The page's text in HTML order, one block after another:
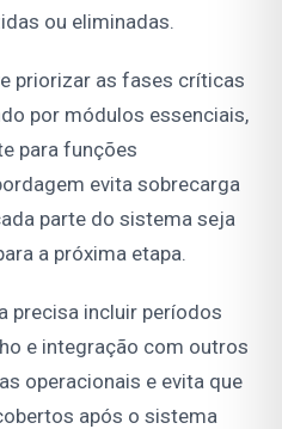
ou eliminadas.
priorizar as fases críticas
por módulos essenciais,
para funções
evita sobrecarga
parte do sistema seja
a próxima etapa.
precisa incluir períodos
e integração com outros
operacionais e evita que
após o sistema